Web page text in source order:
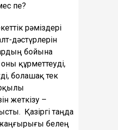
пе?
рәміздері
дәстүрлерін
бойына
құрметтеуді,
болашақ тек
жеткізу –
Қазіргі таңда
белең